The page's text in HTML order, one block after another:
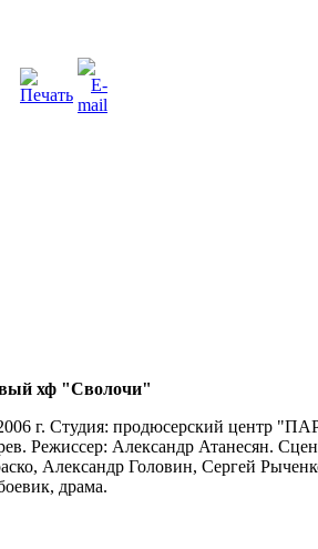
хф "Сволочи"
г. Студия: продюсерский центр
Режиссер: Александр Атанесян.
Александр Головин, Сергей
драма.